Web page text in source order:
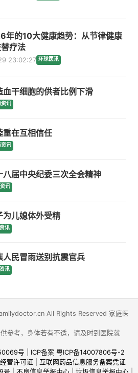
年的10大健康趋势：从节律健康
疗法
23:02:27 环球医讯
血干细胞的供者比例下滑
资讯
重在互相信任
资讯
届中央纪委三次全会精神
讯
为儿媳体外受精
讯
民冒雨送别抗震官兵
讯
All Rights Reserved 家庭医
参考，身体若有不适，请及时到医院就
号
ICP备案 粤ICP备14007806号-2
营许可证
互联网药品信息服务备案凭证